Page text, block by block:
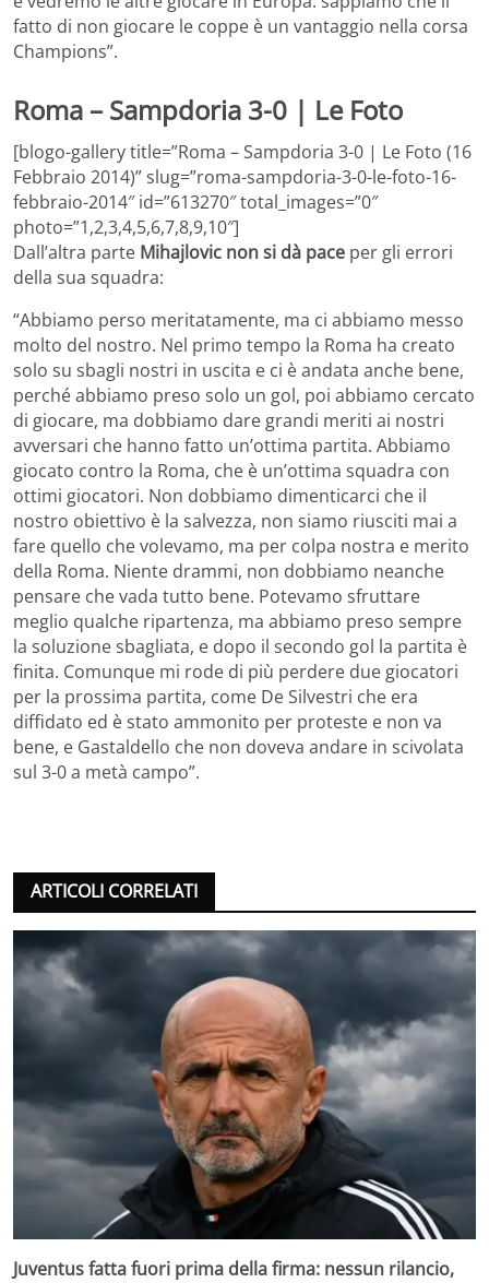
fatto di non giocare le coppe è un vantaggio nella corsa
Champions”.
Roma – Sampdoria 3-0 | Le Foto
[blogo-gallery title=”Roma – Sampdoria 3-0 | Le Foto (16
Febbraio 2014)” slug=”roma-sampdoria-3-0-le-foto-16-
febbraio-2014″ id=”613270″ total_images=”0″
photo=”1,2,3,4,5,6,7,8,9,10″]
Dall’altra parte Mihajlovic non si dà pace per gli errori
della sua squadra:
“Abbiamo perso meritatamente, ma ci abbiamo messo
molto del nostro. Nel primo tempo la Roma ha creato
solo su sbagli nostri in uscita e ci è andata anche bene,
perché abbiamo preso solo un gol, poi abbiamo cercato
di giocare, ma dobbiamo dare grandi meriti ai nostri
avversari che hanno fatto un’ottima partita. Abbiamo
giocato contro la Roma, che è un’ottima squadra con
ottimi giocatori. Non dobbiamo dimenticarci che il
nostro obiettivo è la salvezza, non siamo riusciti mai a
fare quello che volevamo, ma per colpa nostra e merito
della Roma. Niente drammi, non dobbiamo neanche
pensare che vada tutto bene. Potevamo sfruttare
meglio qualche ripartenza, ma abbiamo preso sempre
la soluzione sbagliata, e dopo il secondo gol la partita è
finita. Comunque mi rode di più perdere due giocatori
per la prossima partita, come De Silvestri che era
diffidato ed è stato ammonito per proteste e non va
bene, e Gastaldello che non doveva andare in scivolata
sul 3-0 a metà campo”.
ARTICOLI CORRELATI
Juventus fatta fuori prima della firma: nessun rilancio,